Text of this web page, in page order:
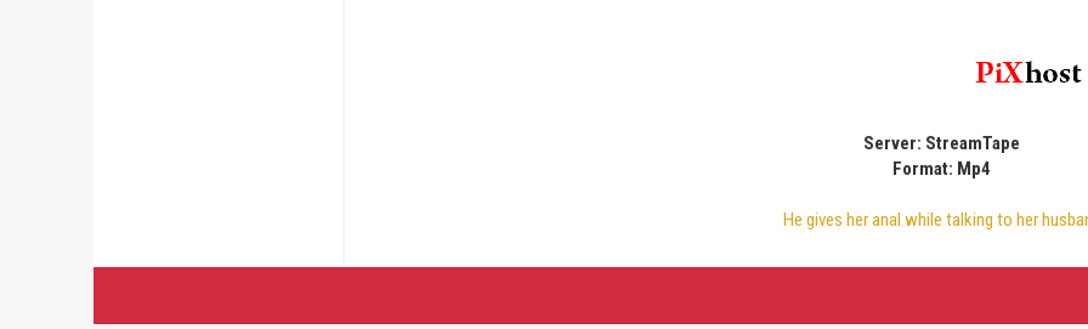
Server: StreamTape
Format: Mp4
He gives her anal while talking to her